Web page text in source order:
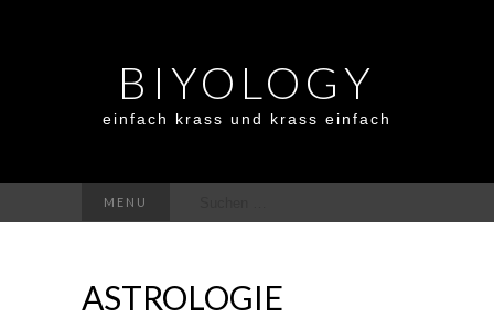
BIYOLOGY
einfach krass und krass einfach
MENU
nach:
ASTROLOGIE